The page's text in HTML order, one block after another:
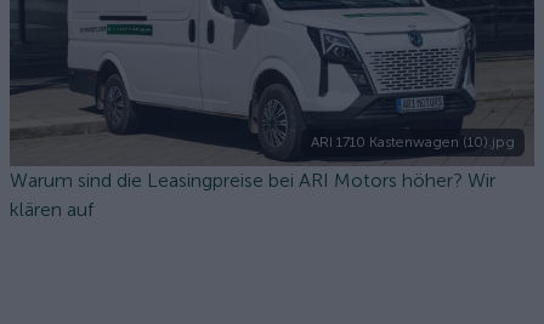
ARI 1710 Kastenwagen (10).jpg
Warum sind die Leasingpreise bei ARI Motors höher? Wir
klären auf